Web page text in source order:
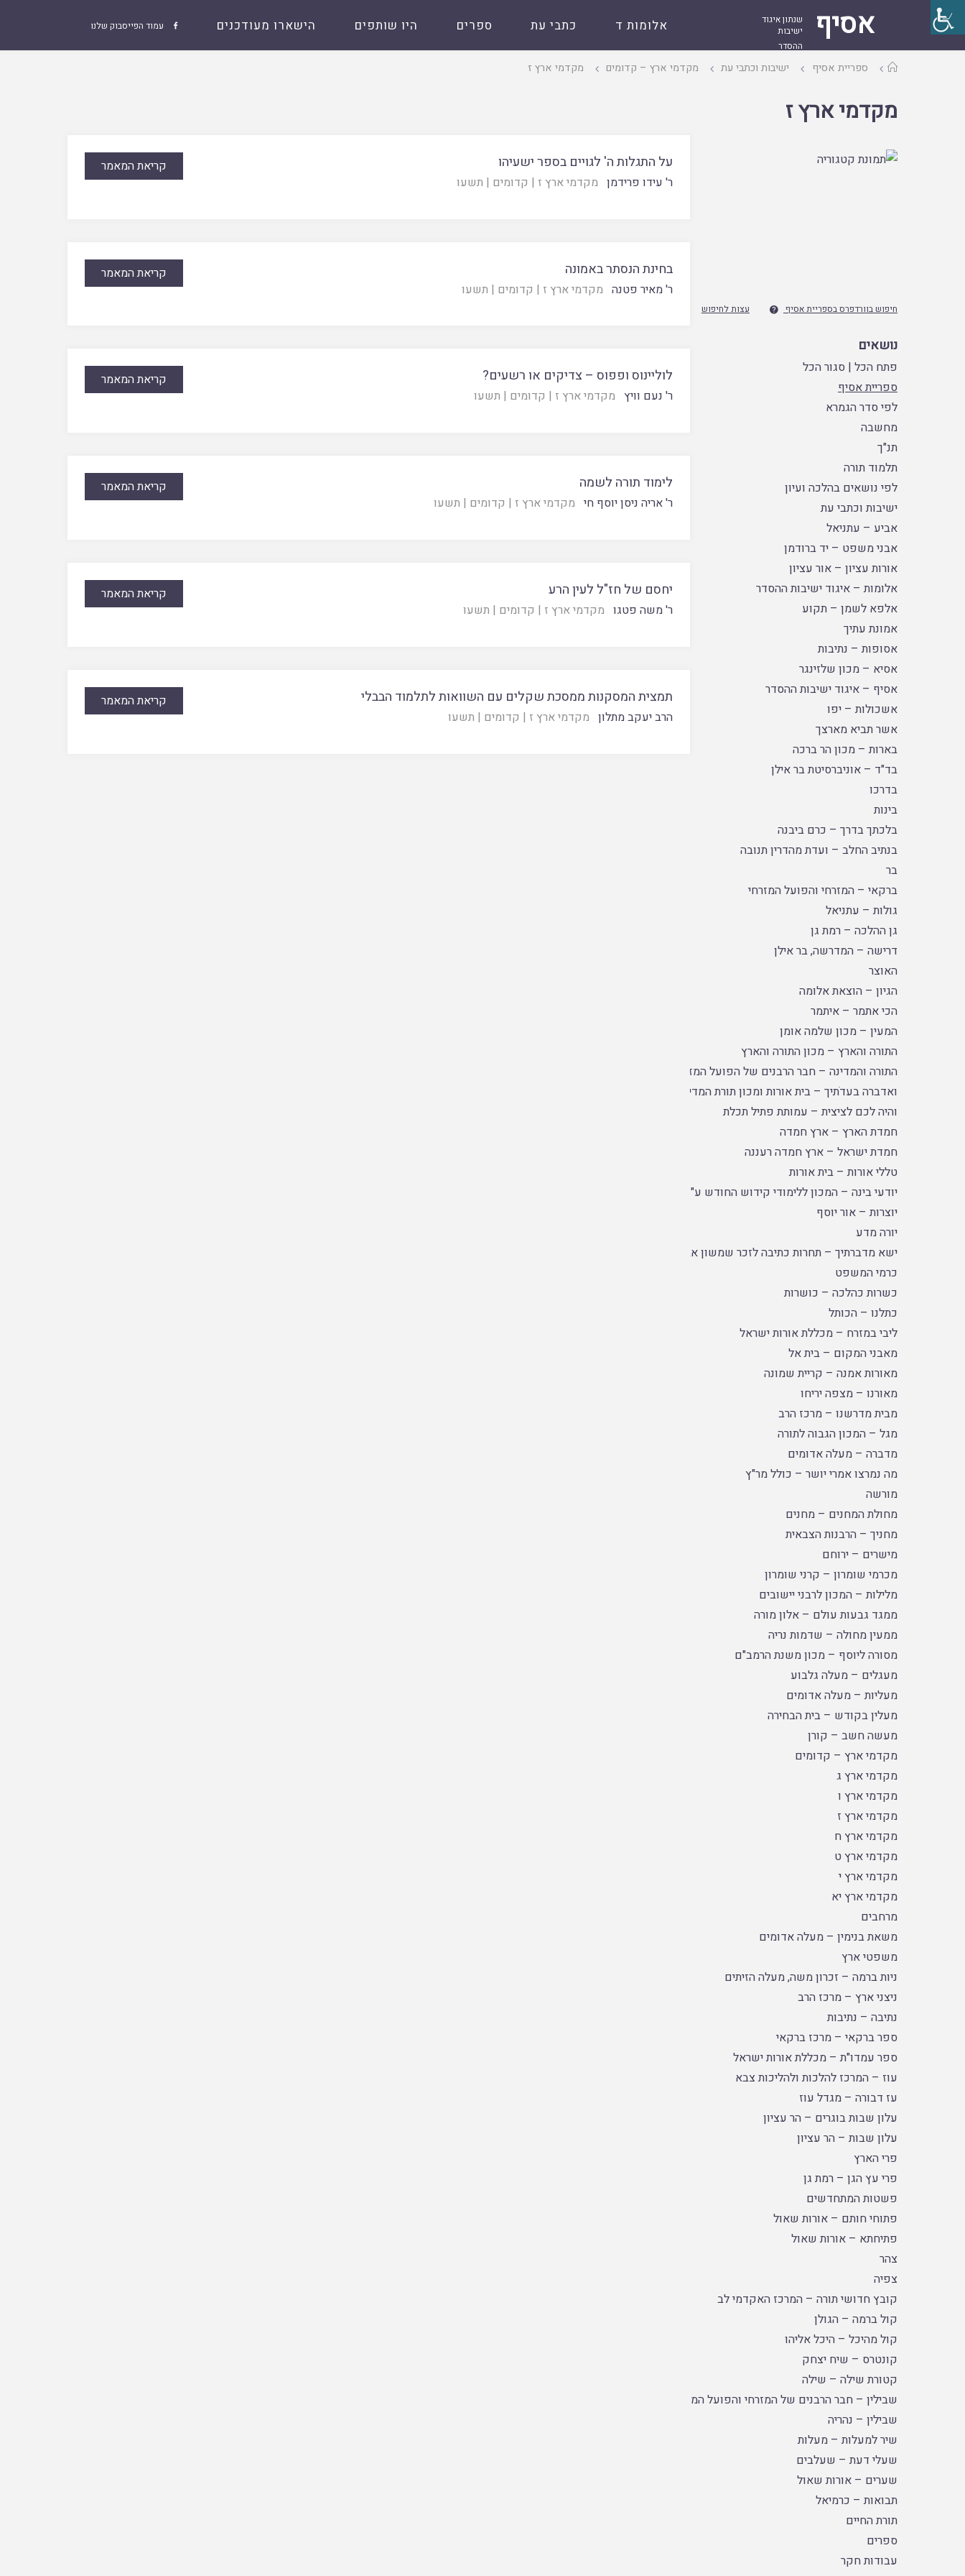
אסיף
שנתון איגוד
ישיבות
ההסדר
 עמוד הפייסבוק שלנו אלומות ד כתבי עת ספרים היו שותפים הישארו מעודכנים
עמודספריית אסיף ישיבות וכתבי עת מקדמי ארץ – קדומים מקדמי ארץ ז
מקדמי ארץ ז
חיפוש בוורדפרס בספריית אסיף  עצות לחיפוש
נושאים
פתח הכל |סגור הכל
ספריית אסיף
לפי סדר הגמרא
מחשבה
תנ"ך
תלמוד תורה
לפי נושאים בהלכה ועיון
ישיבות וכתבי עת
אביע – עתניאל
אבני משפט – יד ברודמן
אורות עציון – אור עציון
אלומות – איגוד ישיבות ההסדר
אלפא לשמן – תקוע
אמונת עתיך
אסופות – נתיבות
אסיא – מכון שלזינגר
אסיף – איגוד ישיבות ההסדר
אשכולות – יפו
אשר תביא מארצך
בארות – מכון הר ברכה
בד"ד – אוניברסיטת בר אילן
בדרכו
בינות
בלכתך בדרך – כרם ביבנה
בנתיב החלב – ועדת מהדרין תנובה
בר
ברקאי – המזרחי והפועל המזרחי
גולות – עתניאל
גן ההלכה – רמת גן
דרישה – המדרשה, בר אילן
האוצר
הגיון – הוצאת אלומה
הכי אתמר – איתמר
המעין – מכון שלמה אומן
התורה והארץ – מכון התורה והארץ
התורה והמדינה – חבר הרבנים של הפועל המזרחי
ואדברה בעדֹתיך – בית אורות ומכון תורת המדינה
והיה לכם לציצית – עמותת פתיל תכלת
חמדת הארץ – ארץ חמדה
חמדת ישראל – ארץ חמדה רעננה
טללי אורות – בית אורות
יודעי בינה – המכון ללימודי קידוש החודש ע"ש דרייזין
יוצרות – אור יוסף
יורה מדע
ישא מדברתיך – תחרות כתיבה לזכר שמשון אברהם יונגסטר
כרמי המשפט
כשרות כהלכה – כושרות
כתלנו – הכותל
ליבי במזרח – מכללת אורות ישראל
מאבני המקום – בית אל
מאורות אמנה – קריית שמונה
מאורנו – מצפה יריחו
מבית מדרשנו – מרכז הרב
מגל – המכון הגבוה לתורה
מדברה – מעלה אדומים
מה נמרצו אמרי יושר – כולל מר"ץ
מורשה
מחולת המחנים – מחנים
מחניך – הרבנות הצבאית
מישרים – ירוחם
מכרמי שומרון – קרני שומרון
מלילות – המכון לרבני יישובים
ממגד גבעות עולם – אלון מורה
ממעין מחולה – שדמות נריה
מסורה ליוסף – מכון משנת הרמב"ם
מעגלים – מעלה גלבוע
מעליות – מעלה אדומים
מעלין בקודש – בית הבחירה
מעשה חשב – קורן
מקדמי ארץ – קדומים
מקדמי ארץ ג
מקדמי ארץ ו
מקדמי ארץ ז
מקדמי ארץ ח
מקדמי ארץ ט
מקדמי ארץ י
מקדמי ארץ יא
מרחבים
משאת בנימין – מעלה אדומים
משפטי ארץ
ניות ברמה – זכרון משה, מעלה הזיתים
ניצני ארץ – מרכז הרב
נתיבה – נתיבות
ספר ברקאי – מרכז ברקאי
ספר עמדו"ת – מכללת אורות ישראל
עוז – המרכז להלכות ולהליכות צבא
עז דבורה – מגדל עוז
עלון שבות בוגרים – הר עציון
עלון שבות – הר עציון
פרי הארץ
פרי עץ הגן – רמת גן
פשטות המתחדשים
פתוחי חותם – אורות שאול
פתיחתא – אורות שאול
צהר
צפיה
קובץ חדושי תורה – המרכז האקדמי לב
קול ברמה – הגולן
קול מהיכל – היכל אליהו
קונטרס – שיח יצחק
קטורת שילה – שילה
שבילין – חבר הרבנים של המזרחי והפועל המזרחי
שבילין – נהריה
שיר למעלות – מעלות
שעלי דעת – שעלבים
שערים – אורות שאול
תבואות – כרמיאל
תורת החיים
ספרים
עבודות חקר
על התגלות ה' לגויים בספר ישעיהו
ר' עידו פרידמן מקדמי ארץ ז | קדומים | תשעו
קריאת המאמר
בחינת הנסתר באמונה
ר' מאיר פטנה מקדמי ארץ ז | קדומים | תשעו
קריאת המאמר
לוליינוס ופפוס – צדיקים או רשעים?
ר' נעם וויץ מקדמי ארץ ז | קדומים | תשעו
קריאת המאמר
לימוד תורה לשמה
ר' אריה ניסן יוסף חי מקדמי ארץ ז | קדומים | תשעו
קריאת המאמר
יחסם של חז"ל לעין הרע
ר' משה פטגו מקדמי ארץ ז | קדומים | תשעו
קריאת המאמר
תמצית המסקנות ממסכת שקלים עם השוואות לתלמוד הבבלי
הרב יעקב מתלון מקדמי ארץ ז | קדומים | תשעו
קריאת המאמר